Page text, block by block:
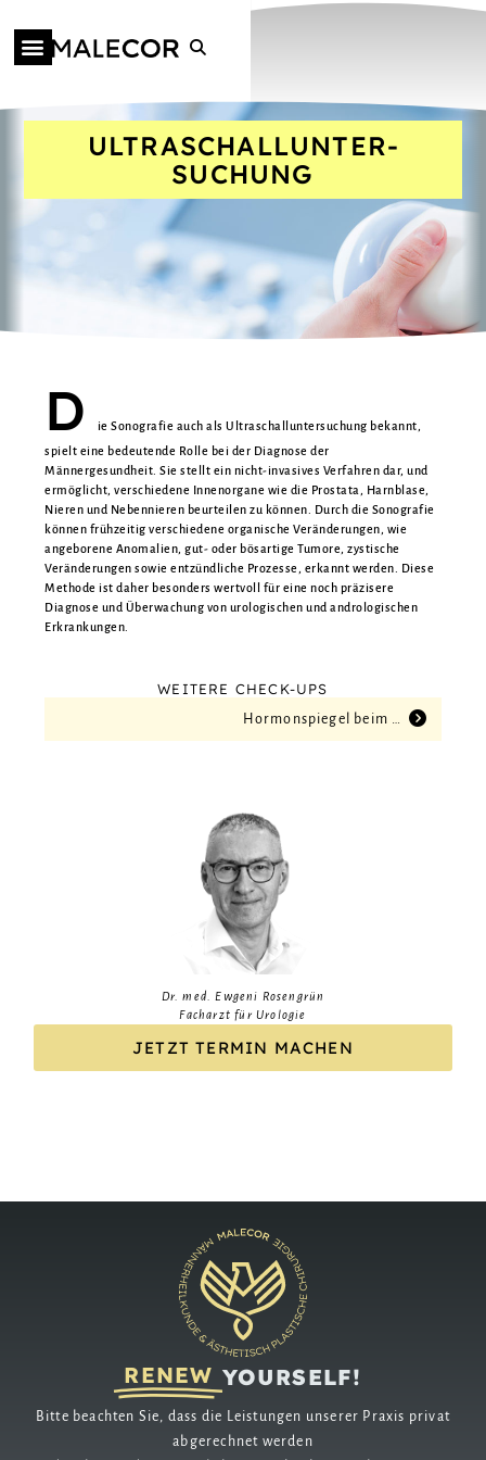
ULTRA­SCHALL­UNTER­
SUCHUNG
D
ie Sonografie auch als Ultraschalluntersuchung bekannt,
spielt eine bedeutende Rolle bei der Diagnose der
Männergesundheit. Sie stellt ein nicht-invasives Verfahren dar, und
ermöglicht, verschiedene Innenorgane wie die Prostata, Harnblase,
Nieren und Nebennieren beurteilen zu können. Durch die Sonografie
können frühzeitig verschiedene organische Veränderungen, wie
angeborene Anomalien, gut- oder bösartige Tumore, zystische
Veränderungen sowie entzündliche Prozesse, erkannt werden. Diese
Methode ist daher besonders wertvoll für eine noch präzisere
Diagnose und Überwachung von urologischen und andrologischen
Erkrankungen.
WEITERE CHECK-UPS
Hormon­spiegel beim Mann
Dr. med. Ewgeni Rosengrün
Facharzt für Urologie
JETZT TERMIN MACHEN
RENEW YOURSELF!
Bitte beachten Sie, dass die Leistungen unserer Praxis privat
abgerechnet werden